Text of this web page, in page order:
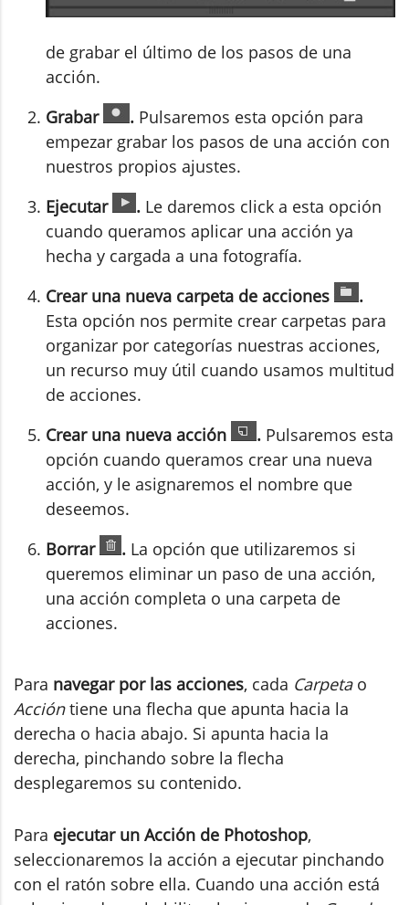
de grabar el último de los pasos de una
acción.
Grabar
. Pulsaremos esta opción para
empezar grabar los pasos de una acción con
nuestros propios ajustes.
Ejecutar
. Le daremos click a esta opción
cuando queramos aplicar una acción ya
hecha y cargada a una fotografía.
Crear una nueva carpeta de acciones
.
Esta opción nos permite crear carpetas para
organizar por categorías nuestras acciones,
un recurso muy útil cuando usamos multitud
de acciones.
Crear una nueva acción
. Pulsaremos esta
opción cuando queramos crear una nueva
acción, y le asignaremos el nombre que
deseemos.
Borrar
. La opción que utilizaremos si
queremos eliminar un paso de una acción,
una acción completa o una carpeta de
acciones.
Para navegar por las acciones, cada Carpetao
Accióntiene una flecha que apunta hacia la
derecha o hacia abajo. Si apunta hacia la
derecha, pinchando sobre la flecha
desplegaremos su contenido.
Para ejecutar un Acción de Photoshop,
seleccionaremos la acción a ejecutar pinchando
con el ratón sobre ella. Cuando una acción está